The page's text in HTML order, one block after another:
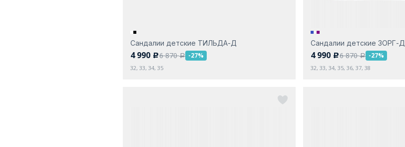
Сандалии детские ТИЛЬДА-Д
4 990 c6 870a -27%
32, 33, 34, 35
Сандалии детские ЗОРГ-Д
4 990 c6 870a -27%
32, 33, 34, 35, 36, 37, 38